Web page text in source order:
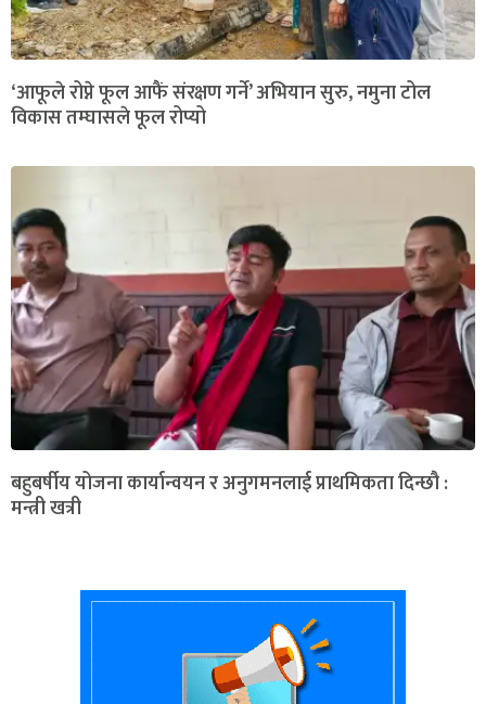
‘आफूले रोप्ने फूल आफैं संरक्षण गर्ने’ अभियान सुरु, नमुना टोल
विकास तम्घासले फूल रोप्यो
बहुबर्षीय योजना कार्यान्वयन र अनुगमनलाई प्राथमिकता दिन्छौ :
मन्त्री खत्री